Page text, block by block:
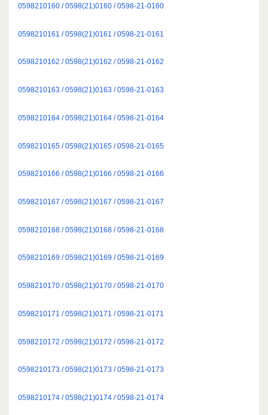
0598210160 / 0598(21)0160 / 0598-21-0160
0598210161 / 0598(21)0161 / 0598-21-0161
0598210162 / 0598(21)0162 / 0598-21-0162
0598210163 / 0598(21)0163 / 0598-21-0163
0598210164 / 0598(21)0164 / 0598-21-0164
0598210165 / 0598(21)0165 / 0598-21-0165
0598210166 / 0598(21)0166 / 0598-21-0166
0598210167 / 0598(21)0167 / 0598-21-0167
0598210168 / 0598(21)0168 / 0598-21-0168
0598210169 / 0598(21)0169 / 0598-21-0169
0598210170 / 0598(21)0170 / 0598-21-0170
0598210171 / 0598(21)0171 / 0598-21-0171
0598210172 / 0598(21)0172 / 0598-21-0172
0598210173 / 0598(21)0173 / 0598-21-0173
0598210174 / 0598(21)0174 / 0598-21-0174